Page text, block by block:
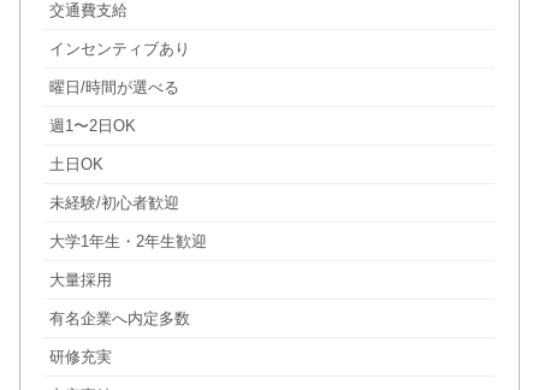
交通費支給
インセンティブあり
曜日/時間が選べる
週1〜2日OK
土日OK
未経験/初心者歓迎
大学1年生・2年生歓迎
大量採用
有名企業へ内定多数
研修充実